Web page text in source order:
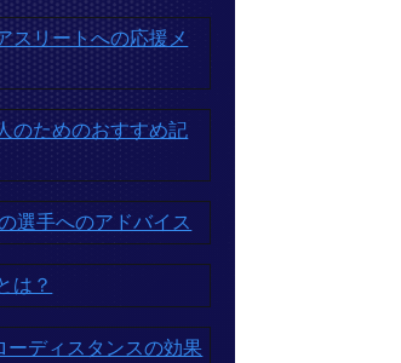
スリートへの応援メ
のためのおすすめ記
選手へのアドバイス
は？
ーディスタンスの効果